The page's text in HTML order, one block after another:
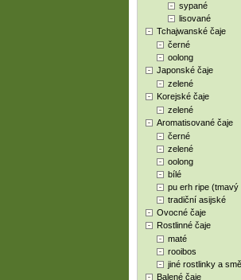
sypané
lisované
Tchajwanské čaje
černé
oolong
Japonské čaje
zelené
Korejské čaje
zelené
Aromatisované čaje
černé
zelené
oolong
bílé
pu erh ripe (tmavý
tradiční asijské
Ovocné čaje
Rostlinné čaje
maté
rooibos
jiné rostlinky a
Balené čaje